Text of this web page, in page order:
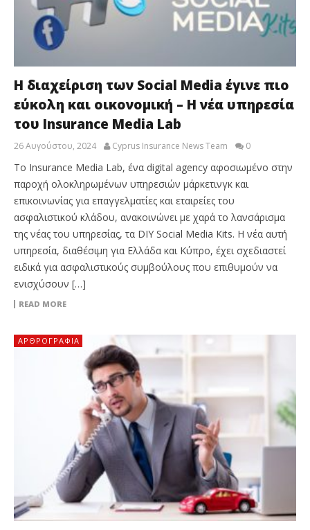
Η διαχείριση των Social Media έγινε πιο
εύκολη και οικονομική – Η νέα υπηρεσία
του Insurance Media Lab
26 Αυγούστου, 2024 Cyprus Insurance News Team 0
Το Insurance Media Lab, ένα digital agency αφοσιωμένο στην
παροχή ολοκληρωμένων υπηρεσιών μάρκετινγκ και
επικοινωνίας για επαγγελματίες και εταιρείες του
ασφαλιστικού κλάδου, ανακοινώνει με χαρά το λανσάρισμα
της νέας του υπηρεσίας, τα DIY Social Media Kits. Η νέα αυτή
υπηρεσία, διαθέσιμη για Ελλάδα και Κύπρο, έχει σχεδιαστεί
ειδικά για ασφαλιστικούς συμβούλους που επιθυμούν να
ενισχύσουν […]
READ MORE
ΑΡΘΡΟΓΡΑΦΊΑ